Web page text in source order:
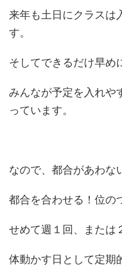
来年も土日にクラスは
す。
そしてできるだけ早め
みんなが予定を入れや
っています。
なので、都合があわな
都合を合わせる！位の
せめて週１回、または
体動かす日として定期